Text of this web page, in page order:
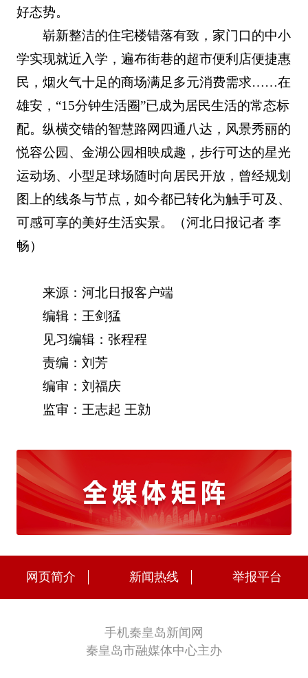
好态势。
崭新整洁的住宅楼错落有致，家门口的中小
学实现就近入学，遍布街巷的超市便利店便捷惠
民，烟火气十足的商场满足多元消费需求……在
雄安，“15分钟生活圈”已成为居民生活的常态标
配。纵横交错的智慧路网四通八达，风景秀丽的
悦容公园、金湖公园相映成趣，步行可达的星光
运动场、小型足球场随时向居民开放，曾经规划
图上的线条与节点，如今都已转化为触手可及、
可感可享的美好生活实景。（河北日报记者 李
畅）
来源：河北日报客户端
编辑：王剑猛
见习编辑：张程程
责编：刘芳
编审：刘福庆
监审：王志起 王勍
网页简介 新闻热线 举报平台
手机秦皇岛新闻网
秦皇岛市融媒体中心主办